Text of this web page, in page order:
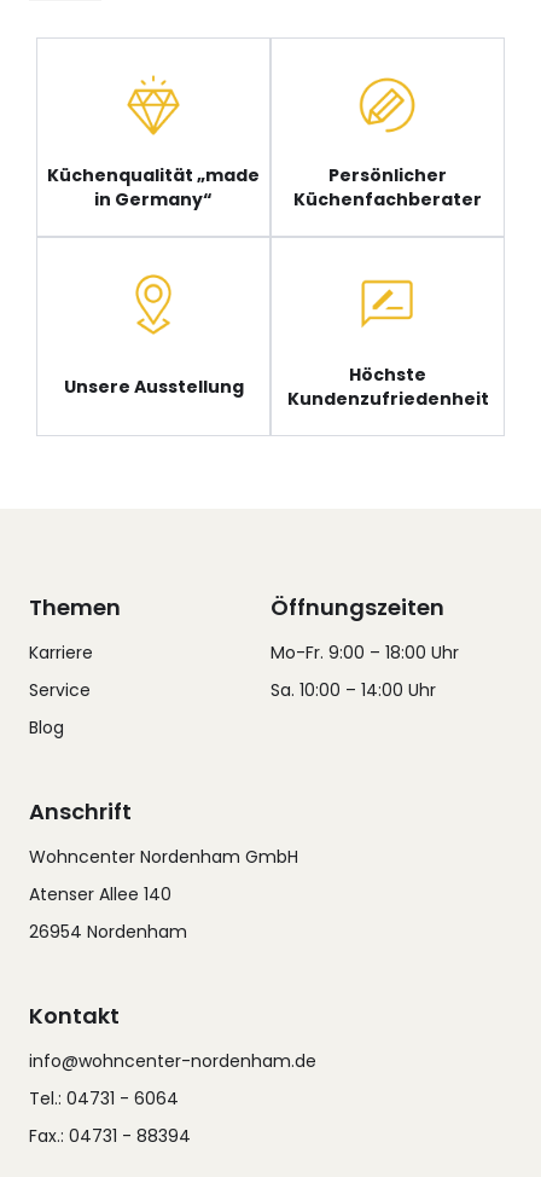
Küchenqualität „made
in Germany“
Persönlicher
Küchenfachberater
Unsere Ausstellung
Höchste
Kundenzufriedenheit
Themen
Karriere
Service
Blog
Öffnungszeiten
Mo-Fr. 9:00 – 18:00 Uhr
Sa. 10:00 – 14:00 Uhr
Anschrift
Wohncenter Nordenham GmbH
Atenser Allee 140
26954 Nordenham
Kontakt
info@wohncenter-nordenham.de
Tel.: 04731 - 6064
Fax.: 04731 - 88394